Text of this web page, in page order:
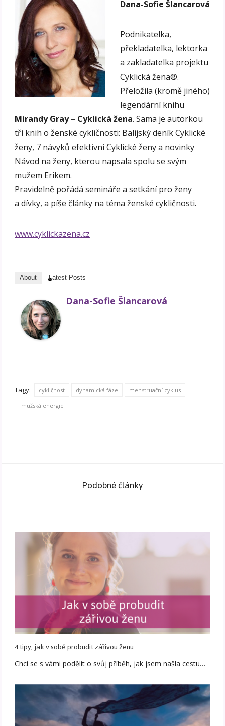
Dana-Sofie Šlancarová
Podnikatelka,
překladatelka, lektorka
a zakladatelka projektu
Cyklická žena®.
Přeložila (kromě jiného)
legendární knihu
Mirandy Gray – Cyklická žena. Sama je autorkou
tří knih o ženské cykličnosti: Balijský deník Cyklické
ženy, 7 návyků efektivní Cyklické ženy a novinky
Návod na ženy, kterou napsala spolu se svým
mužem Erikem.
Pravidelně pořádá semináře a setkání pro ženy
a dívky, a píše články na téma ženské cykličnosti.
www.cyklickazena.cz
About Latest Posts
Dana-Sofie Šlancarová
Tagy: cykličnost dynamická fáze menstruační cyklus
mužská energie
Podobné články
4 tipy, jak v sobě probudit zářivou ženu
Chci se s vámi podělit o svůj příběh, jak jsem našla cestu…